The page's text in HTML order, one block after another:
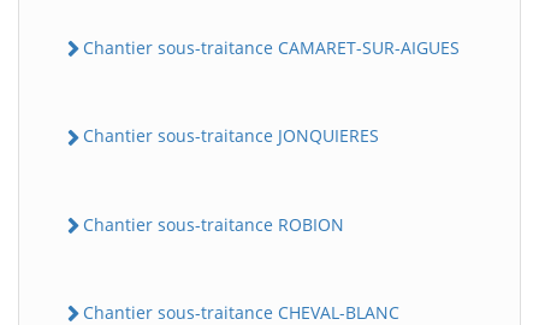
Chantier sous-traitance CAMARET-SUR-AIGUES
Chantier sous-traitance JONQUIERES
Chantier sous-traitance ROBION
Chantier sous-traitance CHEVAL-BLANC